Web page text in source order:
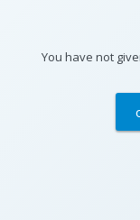
You have not